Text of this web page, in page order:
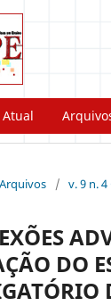
Atual
Arquivos / v. 9 n. 4
DO